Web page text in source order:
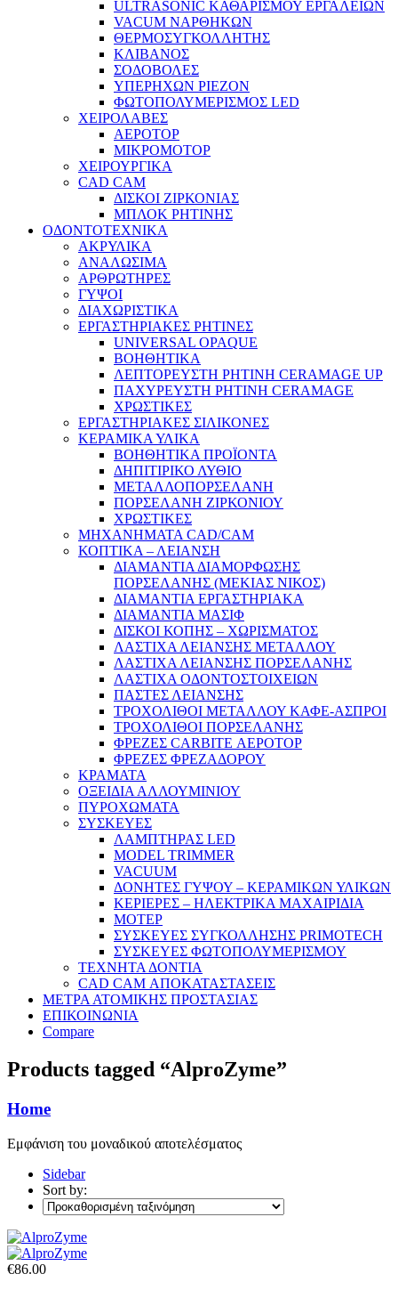
ULTRASONIC ΚΑΘΑΡΙΣΜΟΥ ΕΡΓΑΛΕΙΩΝ
VACUM ΝΑΡΘΗΚΩΝ
ΘΕΡΜΟΣΥΓΚΟΛΛΗΤΗΣ
ΚΛΙΒΑΝΟΣ
ΣΟΔΟΒΟΛΕΣ
ΥΠΕΡΗΧΩΝ PIEZON
ΦΩΤΟΠΟΛΥΜΕΡΙΣΜΟΣ LED
ΧΕΙΡΟΛΑΒΕΣ
ΑΕΡΟΤΟΡ
ΜΙΚΡΟΜΟΤΟΡ
ΧΕΙΡΟΥΡΓΙΚΑ
CAD CAM
ΔΙΣΚΟΙ ΖΙΡΚΟΝΙΑΣ
ΜΠΛΟΚ ΡΗΤΙΝΗΣ
ΟΔΟΝΤΟΤΕΧΝΙΚΑ
ΑΚΡΥΛΙΚΑ
ΑΝΑΛΩΣΙΜΑ
ΑΡΘΡΩΤΗΡΕΣ
ΓΥΨΟΙ
ΔΙΑΧΩΡΙΣΤΙΚΑ
ΕΡΓΑΣΤΗΡΙΑΚΕΣ ΡΗΤΙΝΕΣ
UNIVERSAL OPAQUE
ΒΟΗΘΗΤΙΚΑ
ΛΕΠΤΟΡΕΥΣΤΗ ΡΗΤΙΝΗ CERAMAGE UP
ΠΑΧΥΡΕΥΣΤΗ ΡΗΤΙΝΗ CERAMAGE
ΧΡΩΣΤΙΚΕΣ
ΕΡΓΑΣΤΗΡΙΑΚΕΣ ΣΙΛΙΚΟΝΕΣ
ΚΕΡΑΜΙΚΑ ΥΛΙΚΑ
ΒΟΗΘΗΤΙΚΑ ΠΡΟΪΟΝΤΑ
ΔΗΠΙΤΙΡΙΚΟ ΛΥΘΙΟ
ΜΕΤΑΛΛΟΠΟΡΣΕΛΑΝΗ
ΠΟΡΣΕΛΑΝΗ ΖΙΡΚΟΝΙΟΥ
ΧΡΩΣΤΙΚΕΣ
ΜΗΧΑΝΗΜΑΤΑ CAD/CAM
ΚΟΠΤΙΚΑ – ΛΕΙΑΝΣΗ
ΔΙΑΜΑΝΤΙΑ ΔΙΑΜΟΡΦΩΣΗΣ
ΠΟΡΣΕΛΑΝΗΣ (ΜΕΚΙΑΣ ΝΙΚΟΣ)
ΔΙΑΜΑΝΤΙΑ ΕΡΓΑΣΤΗΡΙΑΚΑ
ΔΙΑΜΑΝΤΙΑ ΜΑΣΙΦ
ΔΙΣΚΟΙ ΚΟΠΗΣ – ΧΩΡΙΣΜΑΤΟΣ
ΛΑΣΤΙΧΑ ΛΕΙΑΝΣΗΣ ΜΕΤΑΛΛΟΥ
ΛΑΣΤΙΧΑ ΛΕΙΑΝΣΗΣ ΠΟΡΣΕΛΑΝΗΣ
ΛΑΣΤΙΧΑ ΟΔΟΝΤΟΣΤΟΙΧΕΙΩΝ
ΠΑΣΤΕΣ ΛΕΙΑΝΣΗΣ
ΤΡΟΧΟΛΙΘΟΙ ΜΕΤΑΛΛΟΥ ΚΑΦΕ-ΑΣΠΡΟΙ
ΤΡΟΧΟΛΙΘΟΙ ΠΟΡΣΕΛΑΝΗΣ
ΦΡΕΖΕΣ CARBITE ΑΕΡΟΤΟΡ
ΦΡΕΖΕΣ ΦΡΕΖΑΔΟΡΟΥ
ΚΡΑΜΑΤΑ
ΟΞΕΙΔΙΑ ΑΛΛΟΥΜΙΝΙΟΥ
ΠΥΡΟΧΩΜΑΤΑ
ΣΥΣΚΕΥΕΣ
ΛΑΜΠΤΗΡΑΣ LED
MODEL TRIMMER
VACUUM
ΔΟΝΗΤΕΣ ΓΥΨΟΥ – ΚΕΡΑΜΙΚΩΝ ΥΛΙΚΩΝ
ΚΕΡΙΕΡΕΣ – ΗΛΕΚΤΡΙΚΑ ΜΑΧΑΙΡΙΔΙΑ
ΜΟΤΕΡ
ΣΥΣΚΕΥΕΣ ΣΥΓΚΟΛΛΗΣΗΣ PRIMOTECH
ΣΥΣΚΕΥΕΣ ΦΩΤΟΠΟΛΥΜΕΡΙΣΜΟΥ
ΤΕΧΝΗΤΑ ΔΟΝΤΙΑ
CAD CAM ΑΠΟΚΑΤΑΣΤΑΣΕΙΣ
ΜΕΤΡΑ ΑΤΟΜΙΚΗΣ ΠΡΟΣΤΑΣΙΑΣ
ΕΠΙΚΟΙΝΩΝΙΑ
Compare
Products tagged “AlproZyme”
Home
Εμφάνιση του μοναδικού αποτελέσματος
Sidebar
Sort by:
€86.00